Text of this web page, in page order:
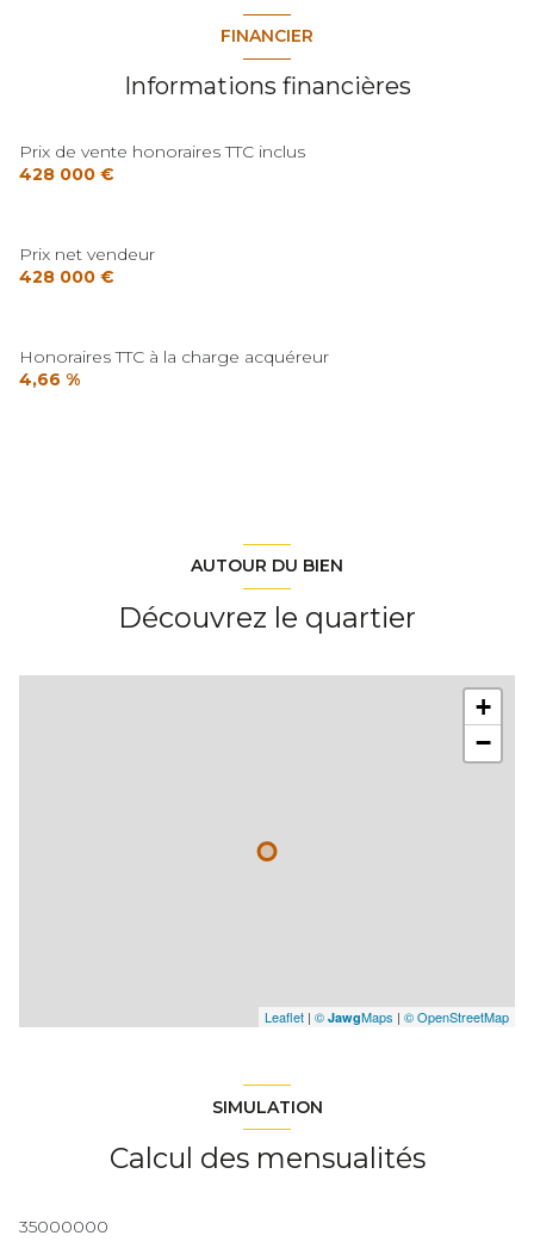
FINANCIER
Informations financières
Prix de vente honoraires TTC inclus
428 000 €
Prix net vendeur
428 000 €
Honoraires TTC à la charge acquéreur
4,66 %
AUTOUR DU BIEN
Découvrez le quartier
+
−
Leaflet | © JawgMaps | © OpenStreetMap
SIMULATION
Calcul des mensualités
35000000